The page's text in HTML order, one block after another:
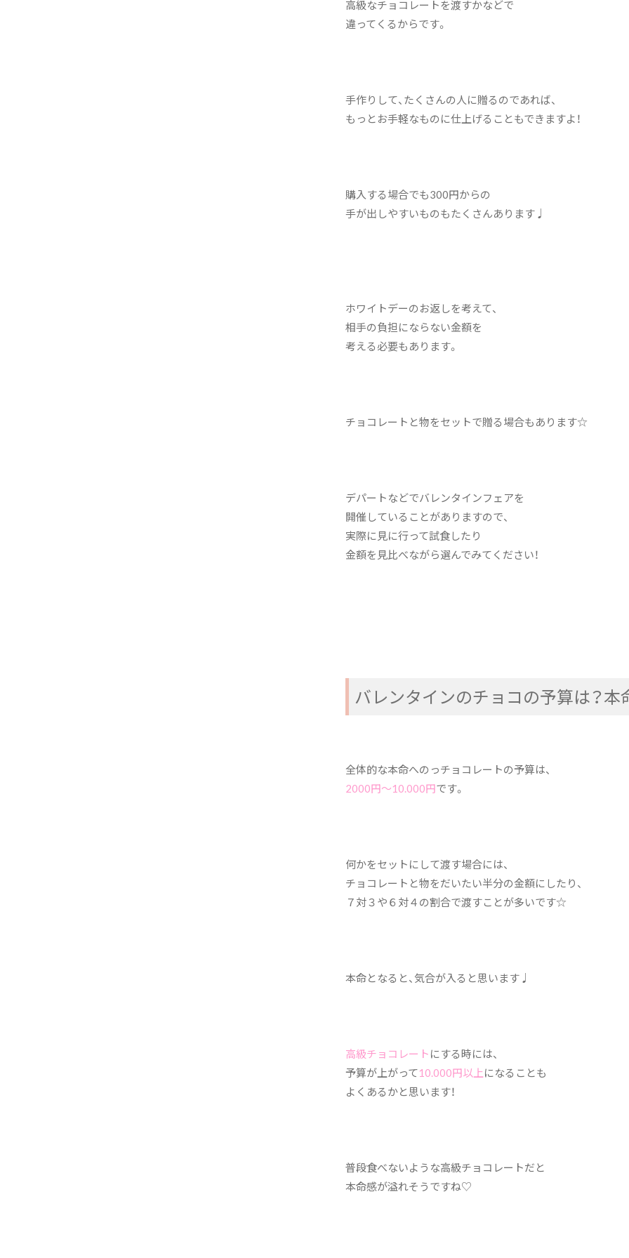
高級なチョコレートを渡すかなどで
違ってくるからです。
手作りして、たくさんの人に贈るのであれば、
もっとお手軽なものに仕上げることもできますよ！
購入する場合でも300円からの
手が出しやすいものもたくさんあります♩
ホワイトデーのお返しを考えて、
相手の負担にならない金額を
考える必要もあります。
チョコレートと物をセットで贈る場合もあります☆
デパートなどでバレンタインフェアを
開催していることがありますので、
実際に見に行って試食したり
金額を見比べながら選んでみてください！
バレンタインのチョコの予算は？本
全体的な本命へのっチョコレートの予算は、
2000円～10.000円です。
何かをセットにして渡す場合には、
チョコレートと物をだいたい半分の金額にしたり、
７対３や６対４の割合で渡すことが多いです☆
本命となると、気合が入ると思います♩
高級チョコレートにする時には、
予算が上がって10.000円以上になることも
よくあるかと思います！
普段食べないような高級チョコレートだと
本命感が溢れそうですね♡